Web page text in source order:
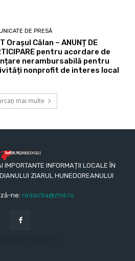
DE PRESĂ
Orașul Călan – ANUNȚ DE
pentru acordare de
nerambursabilă pentru
nonprofit de interes local
mai multe
IMPORTANTE INFORMAȚII LOCALE ÎN
ZIARUL HUNEDOREANULUI
ne: redactia@zhd.ro